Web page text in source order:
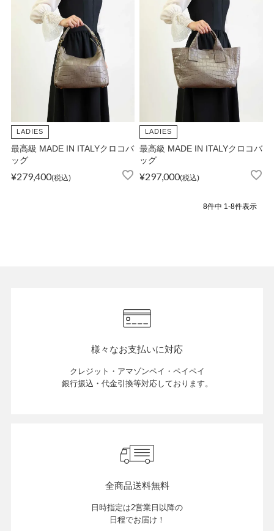
LADIES
最高級 MADE IN ITALYクロコバ
ッグ
¥279,400 税込
LADIES
最高級 MADE IN ITALYクロコバ
ッグ
¥297,000 税込
8件中 1-8件表示
様々なお支払いに対応
クレジット・アマゾンペイ・ペイペイ
銀行振込・代金引換等対応しております。
全商品送料無料
日時指定は2営業日以降の
日程でお届け！